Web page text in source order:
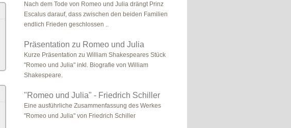
Nach dem Tode von Romeo und Julia drängt Prinz
Escalus darauf, dass zwischen den beiden Familien
endlich Frieden geschlossen ..
Präsentation zu Romeo und Julia
Kurze Präsentation zu William Shakespeares Stück
"Romeo und Julia" inkl. Biografie von William
Shakespeare.
"Romeo und Julia" - Friedrich Schiller
Eine ausführliche Zusammenfassung des Werkes
"Romeo und Julia" von Friedrich Schiller